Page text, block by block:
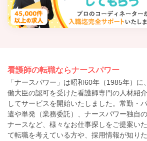
看護師の転職ならナースパワー
「ナースパワー」は昭和60年（1985年）
働大臣の認可を受けた看護師専門の人材紹
してサービスを開始いたしました。常勤・
遣や単発（業務委託）、ナースパワー独自
ナースなど、様々なお仕事探しをご提案い
て転職を考えている方や、採用情報が知り